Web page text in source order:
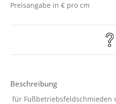
Preisangabe in € pro cm
Beschreibung
für Fußbetriebsfeldschmieden